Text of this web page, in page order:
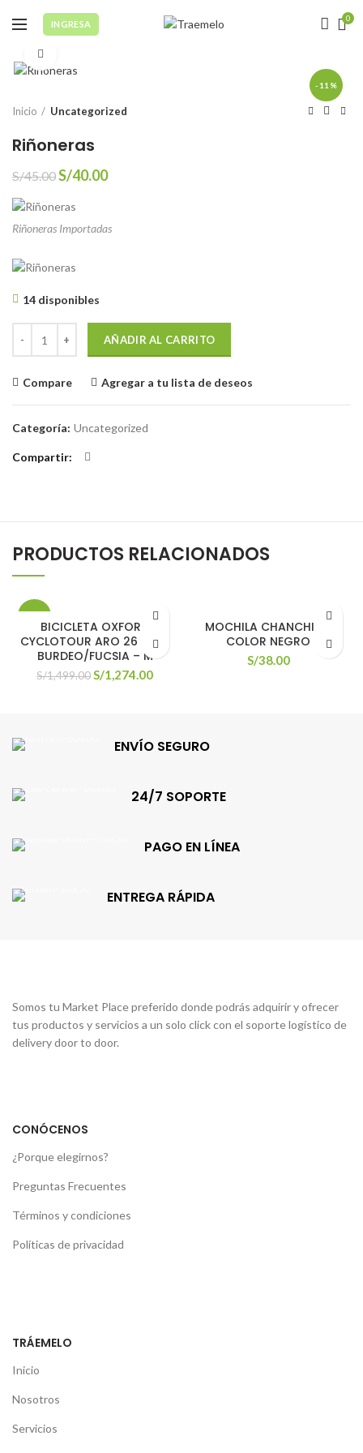
INGRESA
0
-11%
Inicio Uncategorized
Riñoneras
S/45.00El
original
era:
S/40.00El
es:
Riñoneras Importadas
14 disponibles
AÑADIR AL CARRITO
Compare Agregar a tu lista de deseos
Categoría: Uncategorized
Compartir
PRODUCTOS RELACIONADOS
BICICLETA OXFORD
CYCLOTOUR ARO 26 6V M
BURDEO/FUCSIA – M
S/1,499.00 El
S/1,499.00.
S/1,274.00El
MOCHILA CHANCHITO
COLOR NEGRO
S/38.00
ENVÍO SEGURO
24/7 SOPORTE
PAGO EN LÍNEA
ENTREGA RÁPIDA
Somos tu Market Place preferido donde podrás adquirir y ofrecer
tus productos y servicios a un solo click con el soporte logístico de
delivery door to door.
CONÓCENOS
¿Porque elegirnos?
Preguntas Frecuentes
Términos y condiciones
Políticas de privacidad
TRÁEMELO
Inicio
Nosotros
Servicios